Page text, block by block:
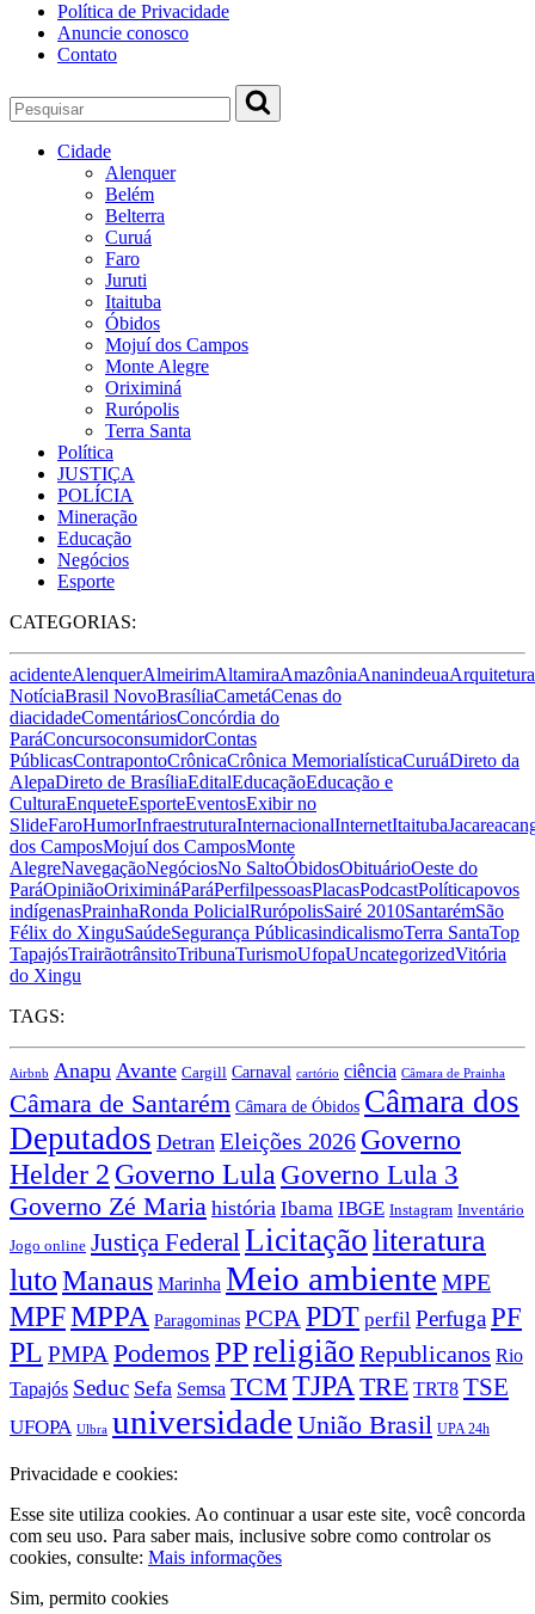
Política de Privacidade
Anuncie conosco
Contato
Cidade
Alenquer
Belém
Belterra
Curuá
Faro
Juruti
Itaituba
Óbidos
Mojuí dos Campos
Monte Alegre
Oriximiná
Rurópolis
Terra Santa
Política
JUSTIÇA
POLÍCIA
Mineração
Educação
Negócios
Esporte
CATEGORIAS:
acidenteAlenquerAlmeirimAltamiraAmazôniaAnanindeuaArquitetura
NotíciaBrasil NovoBrasíliaCametáCenas do
diacidadeComentáriosConcórdia do
ParáConcursoconsumidorContas
PúblicasContrapontoCrônicaCrônica MemorialísticaCuruáDireto da
AlepaDireto de BrasíliaEditalEducaçãoEducação e
CulturaEnqueteEsporteEventosExibir no
SlideFaroHumorInfraestruturaInternacionalInternetItaituba
dos CamposMojuí dos CamposMonte
AlegreNavegaçãoNegóciosNo SaltoÓbidosObituárioOeste do
ParáOpiniãoOriximináParáPerfilpessoasPlacasPodcastPolíticapovos
indígenasPrainhaRonda PolicialRurópolisSairé 2010SantarémSão
Félix do XinguSaúdeSegurança PúblicasindicalismoTerra SantaTop
TapajósTrairãotrânsitoTribunaTurismoUfopaUncategorizedVitória
do Xingu
TAGS:
Airbnb Anapu Avante Cargill Carnaval cartório ciência Câmara de Prainha
Câmara de Santarém Câmara de Óbidos Câmara dos
Deputados Detran Eleições 2026 Governo
Helder 2 Governo Lula Governo Lula 3
Governo Zé Maria história Ibama IBGE Instagram Inventário
Jogo online Justiça FederalLicitaçãoliteratura
lutoManaus Marinha Meio ambiente MPE
MPFMPPA Paragominas PCPAPDT perfil PerfugaPF
PL PMPAPodemos PPreligião Republicanos Rio
Tapajós Seduc Sefa Semsa TCM TJPATRE TRT8 TSE
UFOPA Ulbra universidade União Brasil UPA 24h
Privacidade e cookies:
Esse site utiliza cookies. Ao continuar a usar este site, você concorda
com seu uso. Para saber mais, inclusive sobre como controlar os
cookies, consulte: Mais informações
Sim, permito cookies